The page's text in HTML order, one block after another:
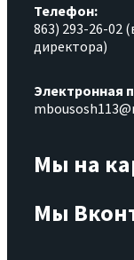
Телефон:
863) 293-26-02
директора)
Электронная
Мы на
Мы